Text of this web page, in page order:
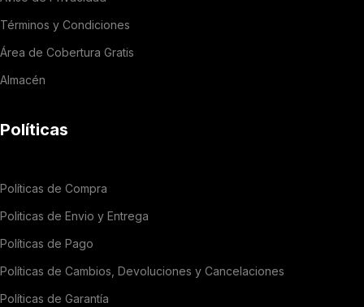
Términos y Condiciones
Área de Cobertura Gratis
Almacén
Políticas
Políticas de Compra
Politicas de Envio y Entrega
Políticas de Pago
Políticas de Cambios, Devoluciones y Cancelaciones
Políticas de Garantía